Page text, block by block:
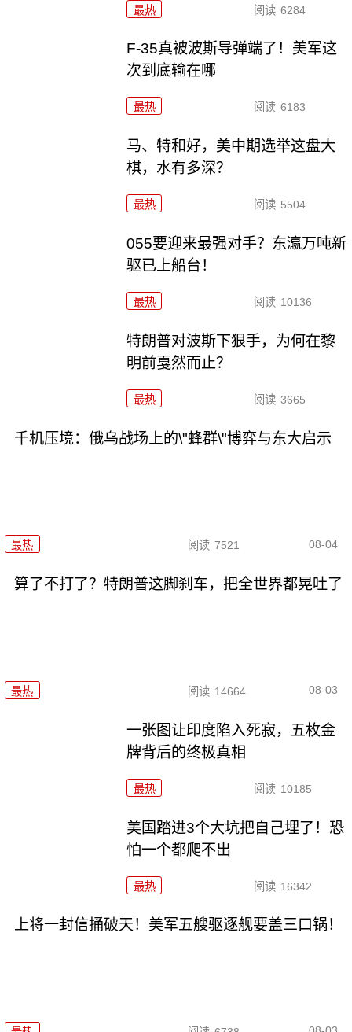
最热 阅读 6284
F-35真被波斯导弹端了！美军这
次到底输在哪
最热 阅读 6183
马、特和好，美中期选举这盘大
棋，水有多深？
最热 阅读 5504
055要迎来最强对手？东瀛万吨新
驱已上船台！
最热 阅读 10136
特朗普对波斯下狠手，为何在黎
明前戛然而止？
最热 阅读 3665
千机压境：俄乌战场上的\"蜂群\"博弈与东大启示
最热 阅读 7521 08-04
算了不打了？特朗普这脚刹车，把全世界都晃吐了
最热 阅读 14664 08-03
一张图让印度陷入死寂，五枚金
牌背后的终极真相
最热 阅读 10185
美国踏进3个大坑把自己埋了！恐
怕一个都爬不出
最热 阅读 16342
上将一封信捅破天！美军五艘驱逐舰要盖三口锅！